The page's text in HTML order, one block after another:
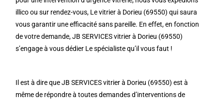
illico ou sur rendez-vous, Le vitrier à Dorieu (69550) qui saura
vous garantir une efficacité sans pareille. En effet, en fonction
de votre demande, JB SERVICES vitrier à Dorieu (69550)
s’engage à vous dédier Le spécialiste qu’il vous faut !
Il est à dire que JB SERVICES vitrier à Dorieu (69550) est à
même de répondre à toutes demandes d’interventions de